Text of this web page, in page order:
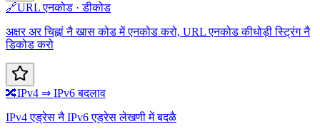
🔗URL एनकोड · डीकोड
अक्षर अर चिह्नां नै खास कोड में एनकोड करो, URL एनकोड कीधोड़ी स्ट्रिंग नै
डिकोड करो
🔀IPv4 ⇒ IPv6 बदलाव
IPv4 एड्रेस नै IPv6 एड्रेस लेखणी में बदळै